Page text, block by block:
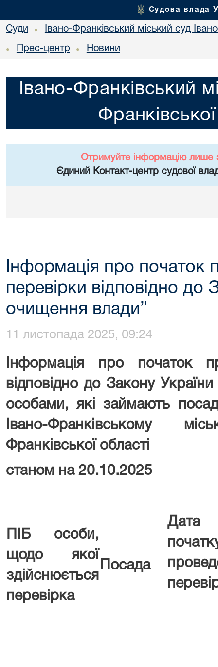
Судова влада
Суди • Івано-Франківський міський суд
• Прес-центр • Новини
Івано-Франківський
Отримуйте інформацію лише
Єдиний Контакт-центр судової
Інформація про початок
перевірки відповідно до
очищення влади”
11 листопада 2025, 09:24
Інформація про початок
відповідно до Закону
особами, які займають
Івано-Франківському
Франківської області
станом на 20.10.2025
ПІБ особи,
щодо якої
здійснюється
перевірка
Посада
Дата